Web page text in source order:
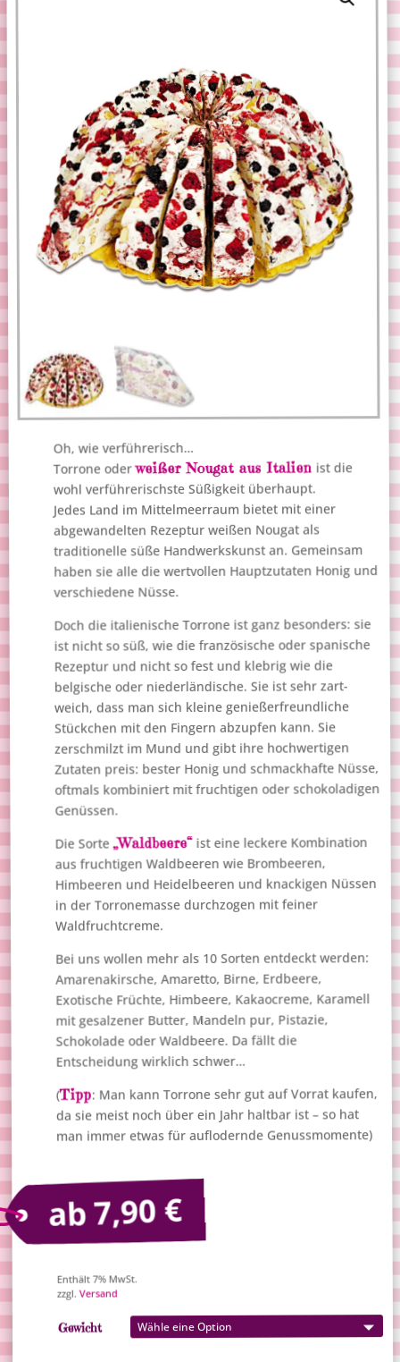
Oh, wie verführerisch…
Torrone oderweißer Nougat aus Italien ist die
wohl verführerischste Süßigkeit überhaupt.
Jedes Land im Mittelmeerraum bietet mit einer
abgewandelten Rezeptur weißen Nougat als
traditionelle süße Handwerkskunst an. Gemeinsam
haben sie alle die wertvollen Hauptzutaten Honig und
verschiedene Nüsse.
Doch die italienische Torrone ist ganz besonders: sie
ist nicht so süß, wie die französische oder spanische
Rezeptur und nicht so fest und klebrig wie die
belgische oder niederländische. Sie ist sehr zart-
weich, dass man sich kleine genießerfreundliche
Stückchen mit den Fingern abzupfen kann. Sie
zerschmilzt im Mund und gibt ihre hochwertigen
Zutaten preis: bester Honig und schmackhafte Nüsse,
oftmals kombiniert mit fruchtigen oder schokoladigen
Genüssen.
Die Sorte„Waldbeere“ist eine leckere Kombination
aus fruchtigen Waldbeeren wie Brombeeren,
Himbeeren und Heidelbeeren und knackigen Nüssen
in der Torronemasse durchzogen mit feiner
Waldfruchtcreme.
Bei uns wollen mehr als 10 Sorten entdeckt werden:
Amarenakirsche, Amaretto, Birne, Erdbeere,
Exotische Früchte, Himbeere, Kakaocreme, Karamell
mit gesalzener Butter, Mandeln pur, Pistazie,
Schokolade oder Waldbeere. Da fällt die
Entscheidung wirklich schwer…
(Tipp: Man kann Torrone sehr gut auf Vorrat kaufen,
da sie meist noch über ein Jahr haltbar ist – so hat
man immer etwas für auflodernde Genussmomente)
ab7,90€
Enthält 7% MwSt.
zzgl.Versand
Gewicht